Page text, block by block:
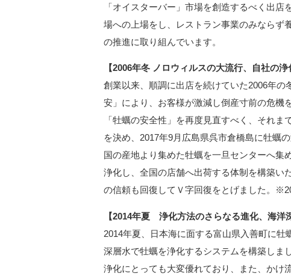
「オイスターバー」市場を創造するべく出
場への上場をし、レストラン事業のみならず
の推進に取り組んでいます。
【2006年冬 ノロウィルスの大流行、自社の浄
創業以来、順調に出店を続けていた2006年
安」により、お客様が激減し倒産寸前の危機
「牡蠣の安全性」を再度見直すべく、それ
を決め、2017年9月広島県呉市倉橋島に牡蠣
国の産地より集めた牡蠣を一旦センターへ集
浄化し、全国の店舗へ出荷する体制を構築い
の信頼も回復してＶ字回復をとげました。
【2014年夏 浄化方法のさらなる進化、海洋
2014年夏、日本海に面する富山県入善町に
深層水で牡蠣を浄化するシステムを構築しま
浄化にとっても大変優れており、また、かけ